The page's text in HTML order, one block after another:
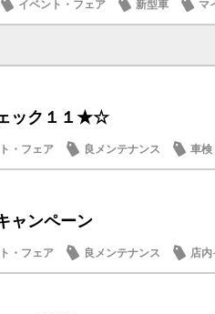
イベント・フェア 新型車 マ
ック１１★☆
・フェア 良メンテナンス 車検
ャンペーン
・フェア 良メンテナンス
店
来事